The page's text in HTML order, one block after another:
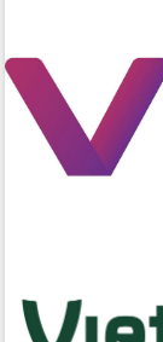
Đắk Lắk phát động
Quyền của người tiêu
2026
Đẩy mạnh cải cách
tâm đạt được mục tiêu
Huy giữ chức Bí thư
Nhân dân tỉnh